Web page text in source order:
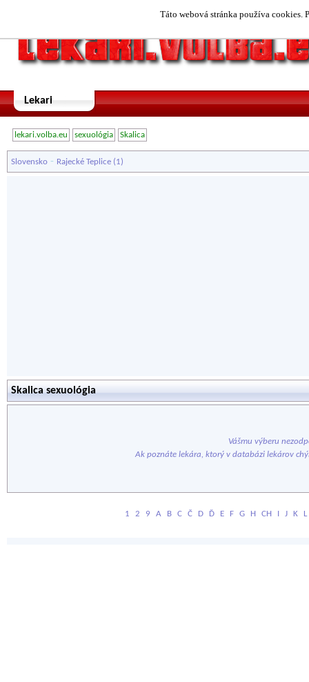
Táto webová stránka používa cookies.
Lekari
lekari.volba.eu sexuológia Skalica
Slovensko - Rajecké Teplice (1)
Skalica sexuológia
Vášmu výberu
Ak poznáte lekára, ktorý v databázi lekárov
1 2 9 A B C Č D Ď E F G H CH I J K L